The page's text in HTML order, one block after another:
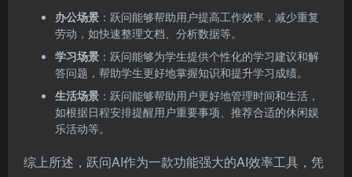
办公场景 ：跃问能够帮助用户提高工作效率，减少重复
劳动，如快速整理文档、分析数据等。
学习场景 ：跃问能够为学生提供个性化的学习建议和解
答问题，帮助学生更好地掌握知识和提升学习成绩。
生活场景 ：跃问能够帮助用户更好地管理时间和生活，
如根据日程安排提醒用户重要事项、推荐合适的休闲娱
乐活动等。
综上所述，跃问AI作为一款功能强大的AI效率工具，凭